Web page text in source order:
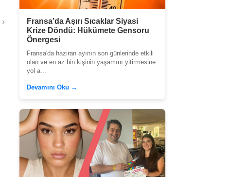
Fransa’da Aşırı Sıcaklar Siyasi
Krize Döndü: Hükümete Gensoru
Önergesi
Fransa'da haziran ayının son günlerinde etkili
olan ve en az bin kişinin yaşamını yitirmesine
yol a...
Devamını Oku →